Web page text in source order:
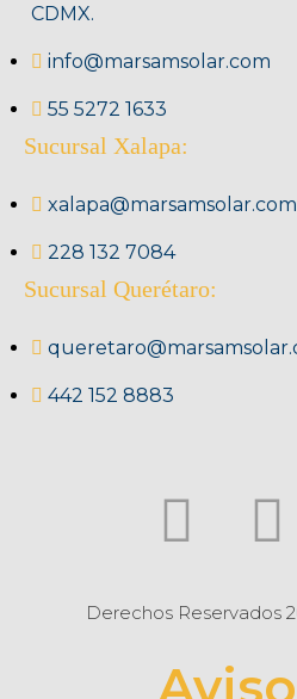
CDMX.
info@marsamsolar.com
55 5272 1633
Sucursal Xalapa:
xalapa@marsamsolar.com
228 132 7084
Sucursal Querétaro:
442 152 8883
Derechos Reservados